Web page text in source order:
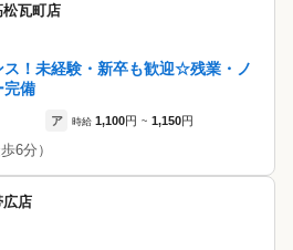
瓦町店
！未経験・新卒も歓迎☆残業・ノ
完備
ア 時給 1,100円 ~ 1,150円
6分）
店